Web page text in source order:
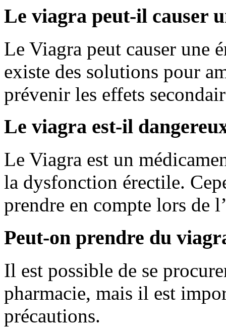
Le viagra peut-il causer
Le Viagra peut causer une
existe des solutions pour
prévenir les effets
Le viagra est-il
Le Viagra est un
la dysfonction érectile.
prendre en compte lors de
Peut-on prendre du
Il est possible de se
pharmacie, mais il est
précautions.